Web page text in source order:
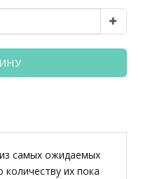
самых ожидаемых
их пока